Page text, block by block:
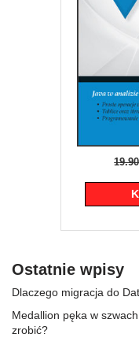
Ostatnie wpisy
Dlaczego migracja do
Medallion pęka w
zrobić?